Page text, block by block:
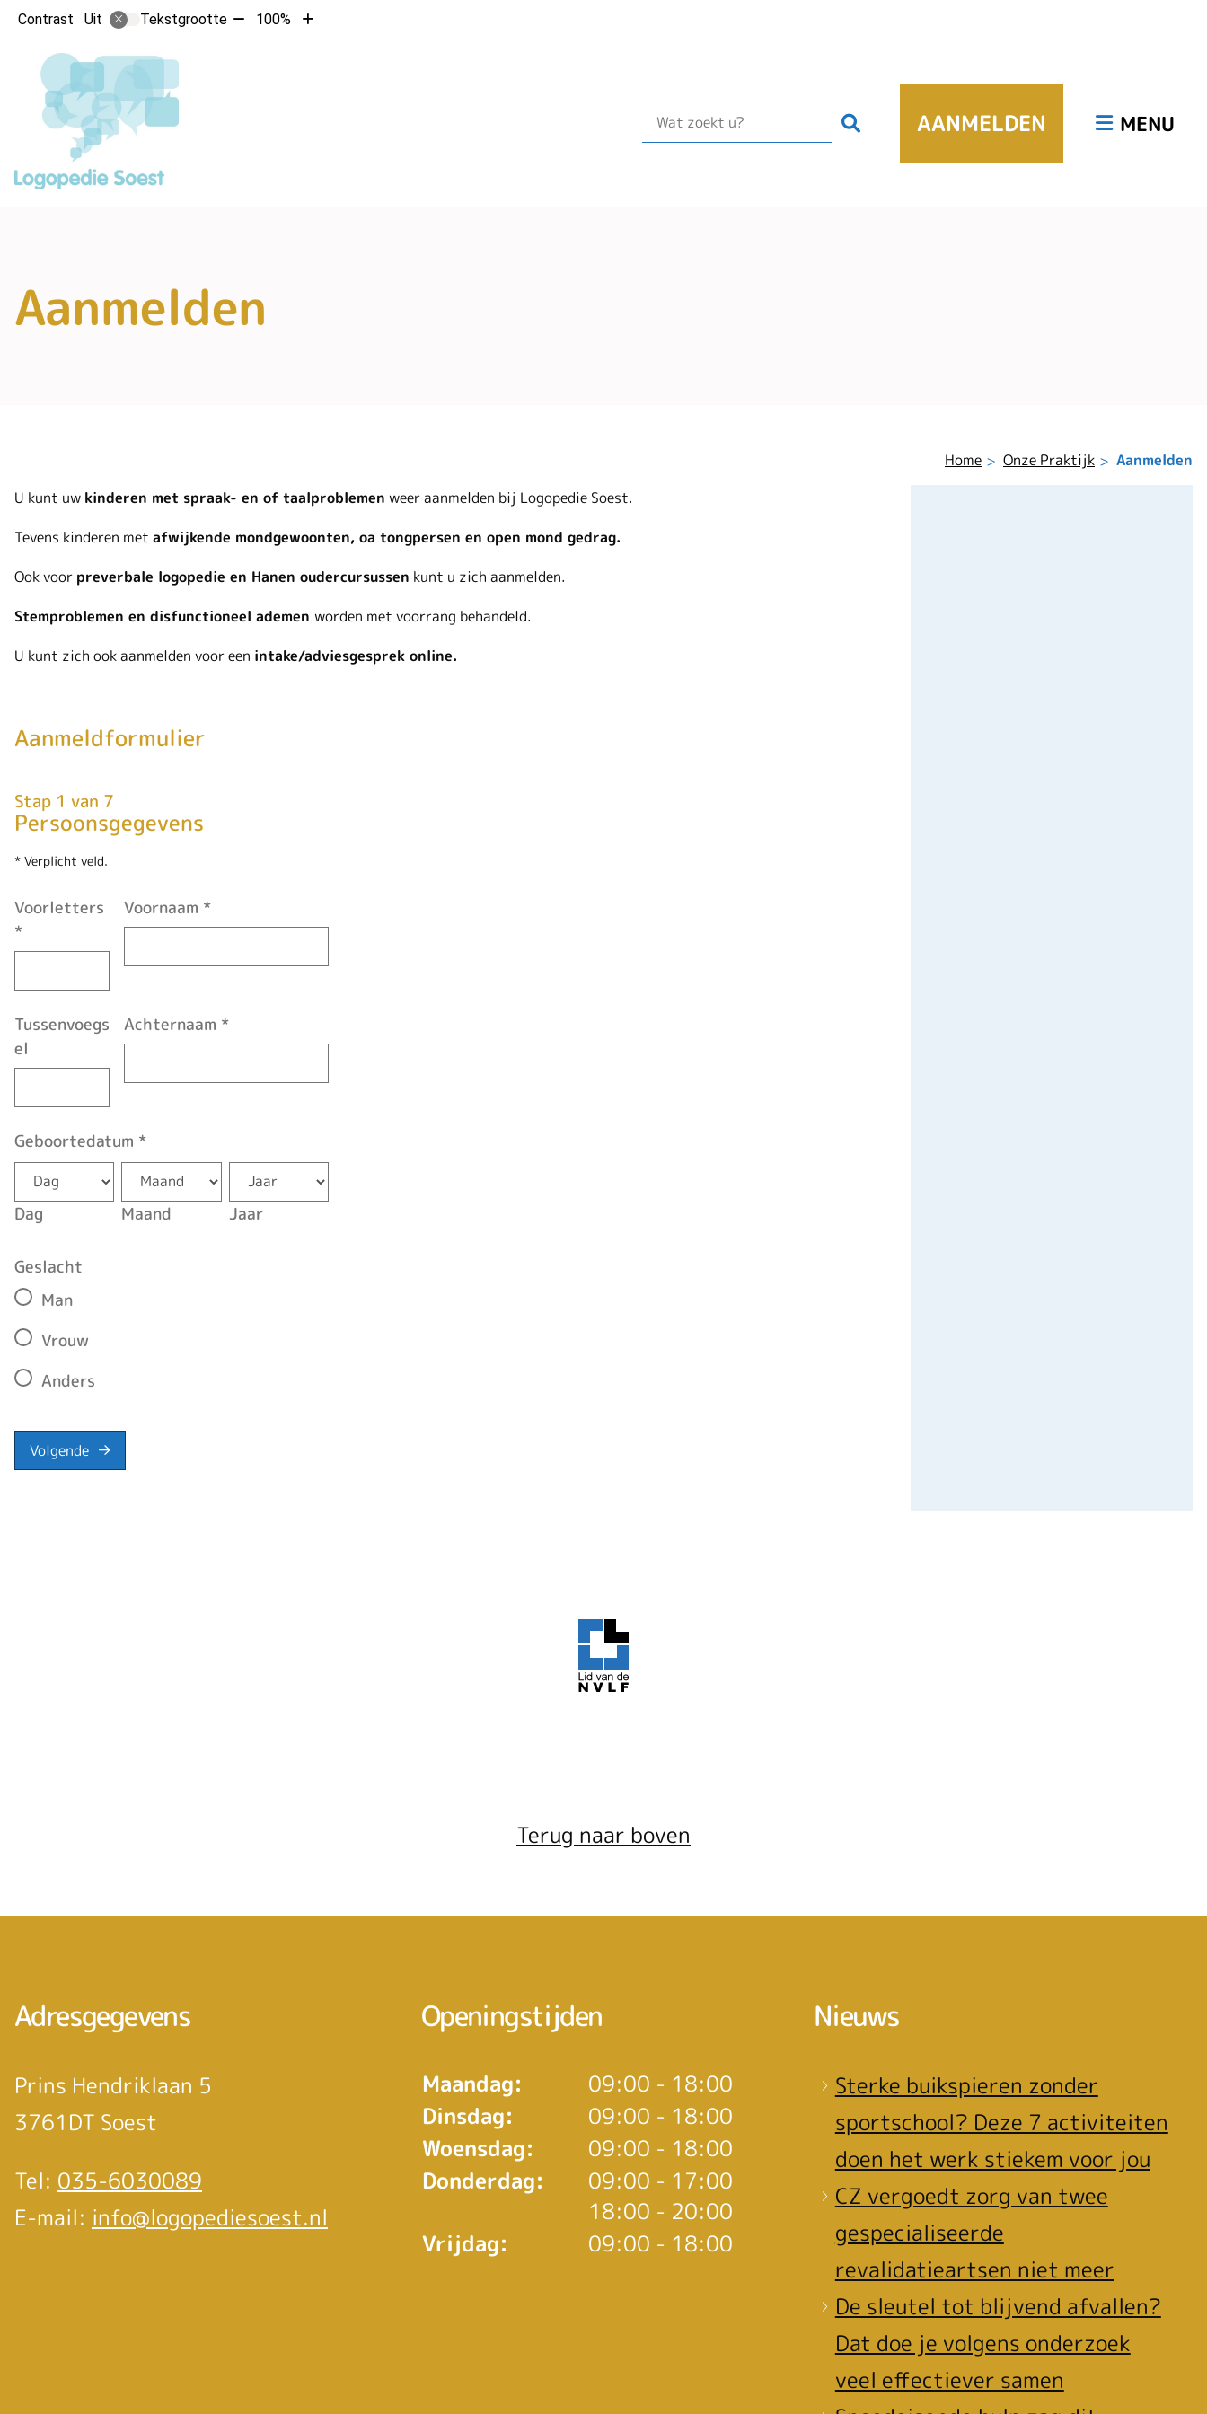
Contrast Uit Tekstgrootte Tekst100%
Tekst
Hoofdmenu
MENU
ZoekenAANMELDEN
Home Onze Praktijk Aanmelden
Aanmelden
U kunt uw kinderen met spraak- en of taalproblemen weer aanmelden bij Logopedie Soest.
Tevens kinderen met afwijkende mondgewoonten, oa tongpersen en open mond gedrag.
Ook voor preverbale logopedie en Hanen oudercursussen kunt u zich aanmelden.
Stemproblemen en disfunctioneel ademen worden met voorrang behandeld.
U kunt zich ook aanmelden voor een intake/adviesgesprek online.
Aanmeldformulier
Stap 1 van 7
Persoonsgegevens
* Verplicht veld.
Voorletters
*
Voornaam *
Tussenvoegs
el
Achternaam *
Geboortedatum *
Dag Maand Jaar
Geslacht
Man
Vrouw
Anders
Volgende
Terug naar boven
Adresgegevens
Prins Hendriklaan 5
3761DT Soest
Tel: 035-6030089
E-mail: info@logopediesoest.nl
Openingstijden
Maandag:
09:00 - 18:00
Dinsdag:
09:00 - 18:00
Woensdag:
09:00 - 18:00
Donderdag:
09:00 tot
- 17:00
18:00 tot
- 20:00
Vrijdag:
09:00 - 18:00
Nieuws
Sterke buikspieren zonder
sportschool? Deze 7 activiteiten
doen het werk stiekem voor jou
CZ vergoedt zorg van twee
gespecialiseerde
revalidatieartsen niet meer
De sleutel tot blijvend afvallen?
Dat doe je volgens onderzoek
veel effectiever samen